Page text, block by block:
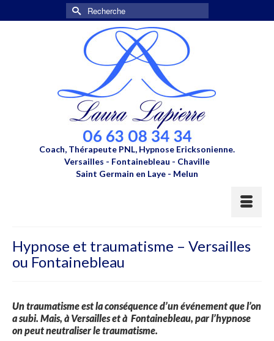
Rechercher :
Coach, Thérapeute PNL, Hypnose Ericksonienne.
Versailles - Fontainebleau - Chaville
Saint Germain en Laye - Melun
Hypnose et traumatisme – Versailles
ou Fontainebleau
Un traumatisme est la conséquence d’un événement que l’on
a subi. Mais, à Versailles et à Fontainebleau, par l’hypnose
on peut neutraliser le traumatisme.